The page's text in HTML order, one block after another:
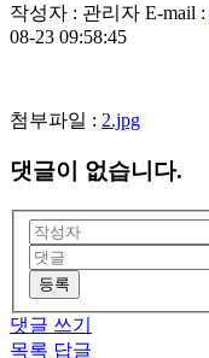
작성자 : 관리자 E-mail :
08-23 09:58:45
첨부파일 : 2.jpg
댓글이 없습니다.
등록
댓글 쓰기
목록 답글